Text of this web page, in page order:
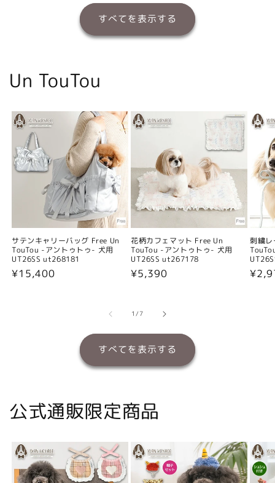
すべてを表示する
Un TouTou
サテンキャリーバッグ Free Un
TouTou -アントゥトゥ- 犬用
UT26SS ut268181
通
¥15,400
花柄カフェマット Free Un
TouTou -アントゥトゥ- 犬用
UT26SS ut267178
通
格
¥5,390
刺繍
通
1/の
7
すべてを表示する
公式通販限定商品